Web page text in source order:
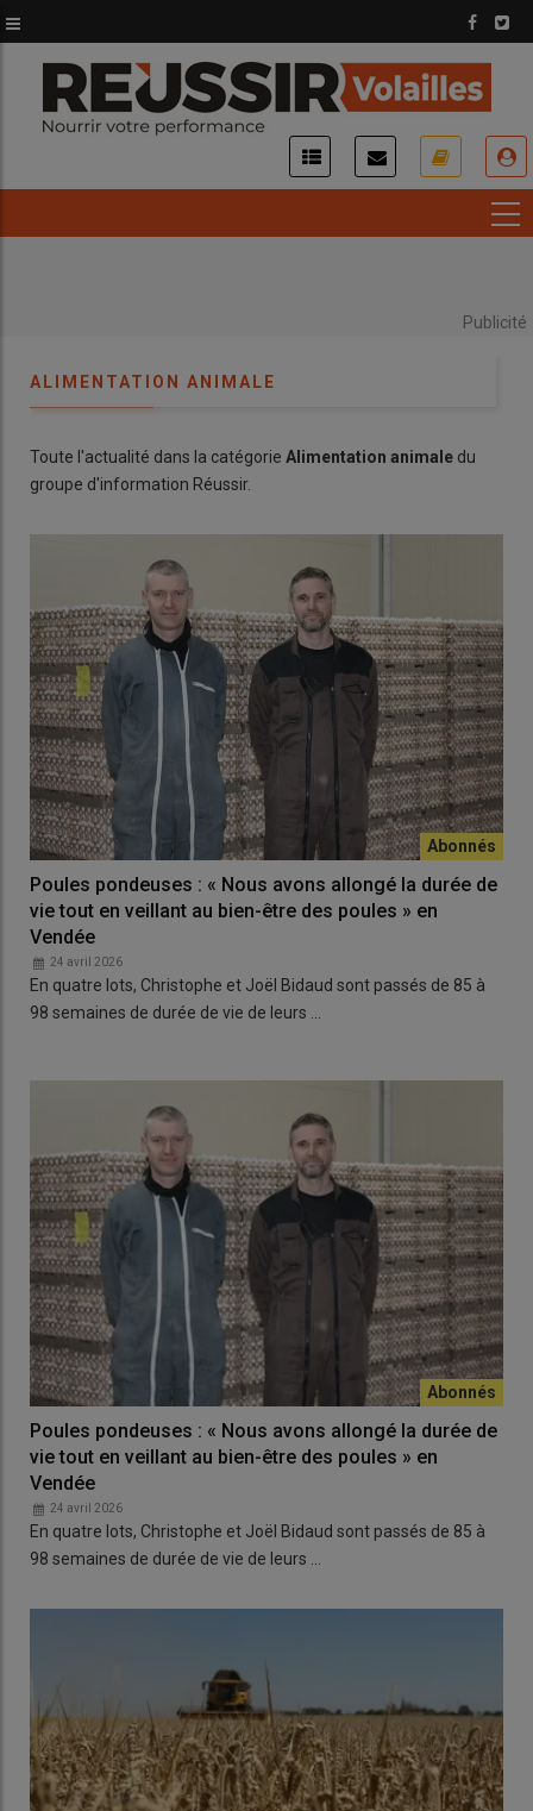
au
contenu
principal
Publicité
ALIMENTATION ANIMALE
Toute l'actualité dans la catégorie Alimentation animale du
groupe d'information Réussir.
Poules pondeuses : « Nous avons allongé la durée de
vie tout en veillant au bien-être des poules » en
Vendée
24 avril 2026
En quatre lots, Christophe et Joël Bidaud sont passés de 85 à
98 semaines de durée de vie de leurs …
Poules pondeuses : « Nous avons allongé la durée de
vie tout en veillant au bien-être des poules » en
Vendée
24 avril 2026
En quatre lots, Christophe et Joël Bidaud sont passés de 85 à
98 semaines de durée de vie de leurs …